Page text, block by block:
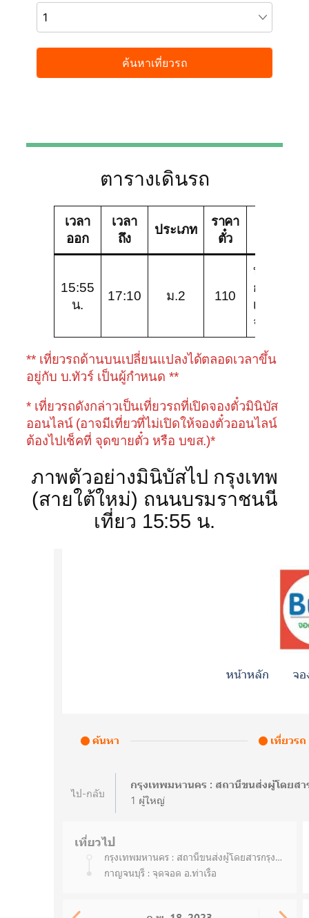
ตารางเดินรถ
เวลา
ออก
เวลา
ถึง
ประเภท
ราคา
ตั๋ว
15:55
น.
17:10 ม.2 110
บริษัท
กาญจนบุ
เอ็กซ์เพรส
จำกัด
** เที่ยวรถด้านบนเปลี่ยนแปลงได้ตลอดเวลาขึ้น
อยู่กับ บ.ทัวร์ เป็นผู้กำหนด **
* เที่ยวรถดังกล่าวเป็นเที่ยวรถที่เปิดจองตั๋วมินิบัส
ออนไลน์ (อาจมีเที่ยวที่ไม่เปิดให้จองตั๋วออนไลน์
ต้องไปเช็คที่ จุดขายตั๋ว หรือ บขส.)*
ภาพตัวอย่างมินิบัสไป กรุงเทพ
(สายใต้ใหม่) ถนนบรมราชนนี
เที่ยว 15:55 น.